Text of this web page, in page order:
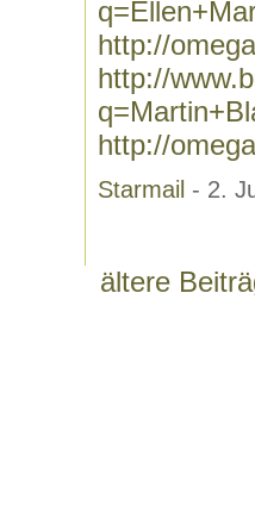
http://
http://
http://
Starmail - 2.
ältere